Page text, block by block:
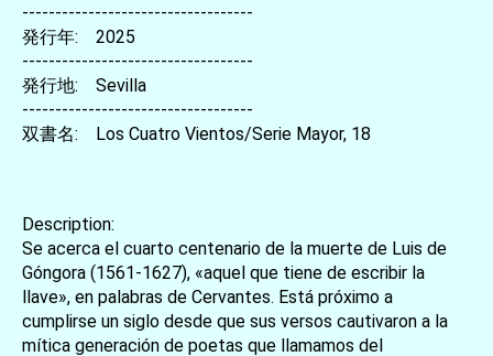
-----------------------------------
発行年: 2025
-----------------------------------
発行地: Sevilla
-----------------------------------
双書名: Los Cuatro Vientos/Serie Mayor, 18
Description:
Se acerca el cuarto centenario de la muerte de Luis de
Góngora (1561-1627), «aquel que tiene de escribir la
llave», en palabras de Cervantes. Está próximo a
cumplirse un siglo desde que sus versos cautivaron a la
mítica generación de poetas que llamamos del